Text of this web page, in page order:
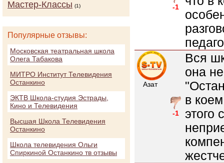
-1
Азат
-1
Вся
она
в
этого
Мастер-Классы (1)
Популярные отзывы:
Московская театральная школа
Олега Табакова
МИТРО Институт Телевидения
Останкино
ЭКТВ Школа-студия Эстрады,
Кино и Телевидения
Высшая Школа Телевидения
Останкино
Школа телевидения Ольги
Спиркиной Останкино тв отзывы